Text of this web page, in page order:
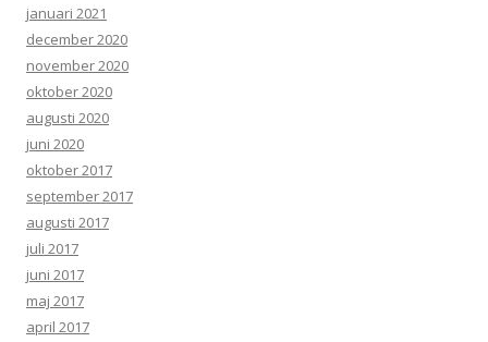
januari 2021
december 2020
november 2020
oktober 2020
augusti 2020
juni 2020
oktober 2017
september 2017
augusti 2017
juli 2017
juni 2017
maj 2017
april 2017